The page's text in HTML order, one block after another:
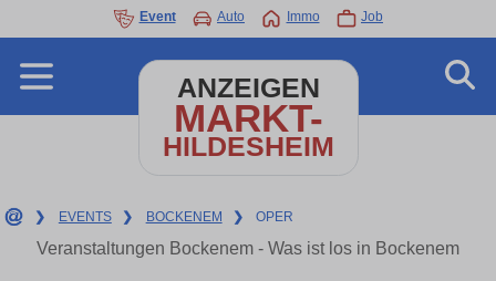
Event Auto Immo Job
ANZEIGEN
MARKT-
HILDESHEIM
❯ EVENTS ❯ BOCKENEM ❯ OPER
Veranstaltungen Bockenem - Was ist los in Bockenem